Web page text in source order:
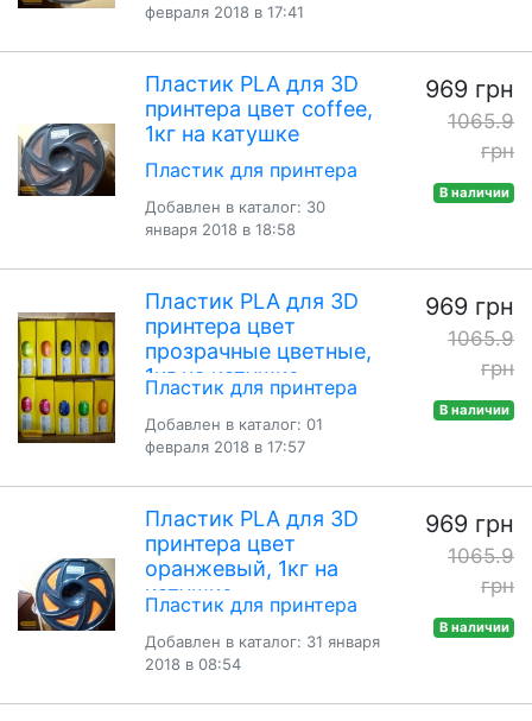
февраля 2018 в 17:41
Пластик PLA для 3D
принтера цвет coffee,
1кг на катушке
Пластик для принтера
Добавлен в каталог: 30
января 2018 в 18:58
969 грн
1065.9
грн
В наличии
Пластик PLA для 3D
принтера цвет
прозрачные цветные,
1кг на катушке
Пластик для принтера
Добавлен в каталог: 01
февраля 2018 в 17:57
969 грн
1065.9
грн
В наличии
Пластик PLA для 3D
принтера цвет
оранжевый, 1кг на
катушке
Пластик для принтера
Добавлен в каталог: 31 января
2018 в 08:54
969 грн
1065.9
грн
В наличии